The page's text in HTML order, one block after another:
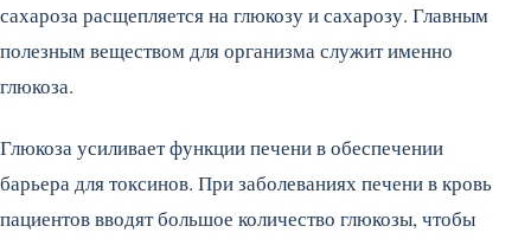
сахароза расщепляется на глюкозу и сахарозу. Главным
полезным веществом для организма служит именно
глюкоза.
Глюкоза усиливает функции печени в обеспечении
барьера для токсинов. При заболеваниях печени в кровь
пациентов вводят большое количество глюкозы, чтобы